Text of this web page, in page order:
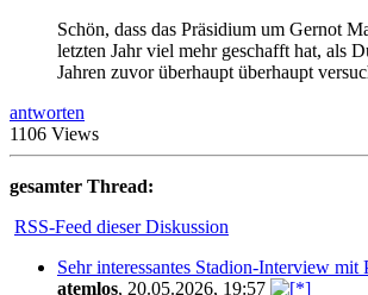
Schön, dass das Präsidium um Gernot
letzten Jahr viel mehr geschafft hat, als
Jahren zuvor überhaupt überhaupt
antworten
1106 Views
gesamter Thread:
RSS-Feed dieser Diskussion
Sehr interessantes Stadion-Interview mit
atemlos, 20.05.2026, 19:57